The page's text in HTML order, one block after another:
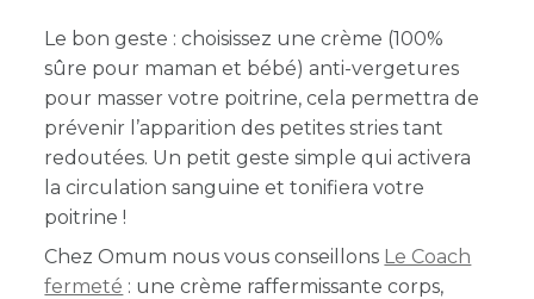
Le bon geste : choisissez une crème (100%
sûre pour maman et bébé) anti-vergetures
pour masser votre poitrine, cela permettra de
prévenir l’apparition des petites stries tant
redoutées. Un petit geste simple qui activera
la circulation sanguine et tonifiera votre
poitrine !
Chez Omum nous vous conseillons Le Coach
fermeté : une crème raffermissante corps,